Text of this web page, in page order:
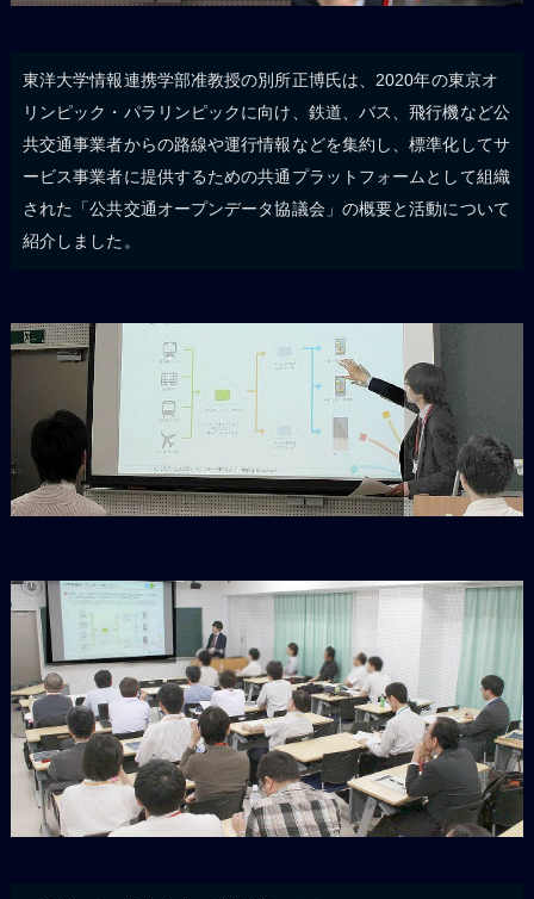
東洋大学情報連携学部准教授の別所正博氏は、2020年の東京オ
リンピック・パラリンピックに向け、鉄道、バス、飛行機など公
共交通事業者からの路線や運行情報などを集約し、標準化してサ
ービス事業者に提供するための共通プラットフォームとして組織
された「公共交通オープンデータ協議会」の概要と活動について
紹介しました。